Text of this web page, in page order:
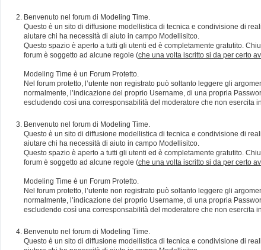
Benvenuto nel forum di Modeling Time.
Questo è un sito di diffusione modellistica di tecnica e condivisione di
aiutare chi ha necessità di aiuto in campo Modellisitco.
Questo spazio è aperto a tutti gli utenti ed è completamente gratutito.
forum è soggetto ad alcune regole (che una volta iscritto si da per certo
Modeling Time è un Forum Protetto.
Nel forum protetto, l’utente non registrato può soltanto leggere gli
normalmente, l’indicazione del proprio Username, di una propria
escludendo così una corresponsabilità del moderatore che non esercita
Benvenuto nel forum di Modeling Time.
Questo è un sito di diffusione modellistica di tecnica e condivisione di
aiutare chi ha necessità di aiuto in campo Modellisitco.
Questo spazio è aperto a tutti gli utenti ed è completamente gratutito.
forum è soggetto ad alcune regole (che una volta iscritto si da per certo
Modeling Time è un Forum Protetto.
Nel forum protetto, l’utente non registrato può soltanto leggere gli
normalmente, l’indicazione del proprio Username, di una propria
escludendo così una corresponsabilità del moderatore che non esercita
Benvenuto nel forum di Modeling Time.
Questo è un sito di diffusione modellistica di tecnica e condivisione di